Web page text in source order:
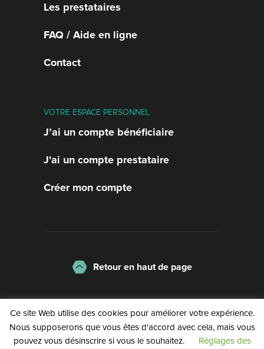
Les prestataires
FAQ / Aide en ligne
Contact
VOTRE ESPACE PERSONNEL
J’ai un compte bénéficiaire
J'ai un compte prestataire
Créer mon compte
Retour en haut de page
La charte
Mentions légales
Politique de confidentialité
Ce site Web utilise des cookies pour améliorer votre expérience.
Nous supposerons que vous êtes d'accord avec cela, mais vous
pouvez vous désinscrire si vous le souhaitez.
Réglages des